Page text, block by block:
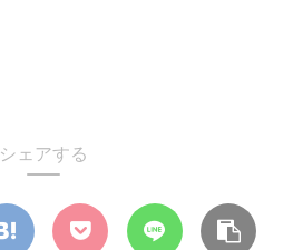
シェアする